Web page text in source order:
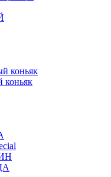
коньяк
коньяк